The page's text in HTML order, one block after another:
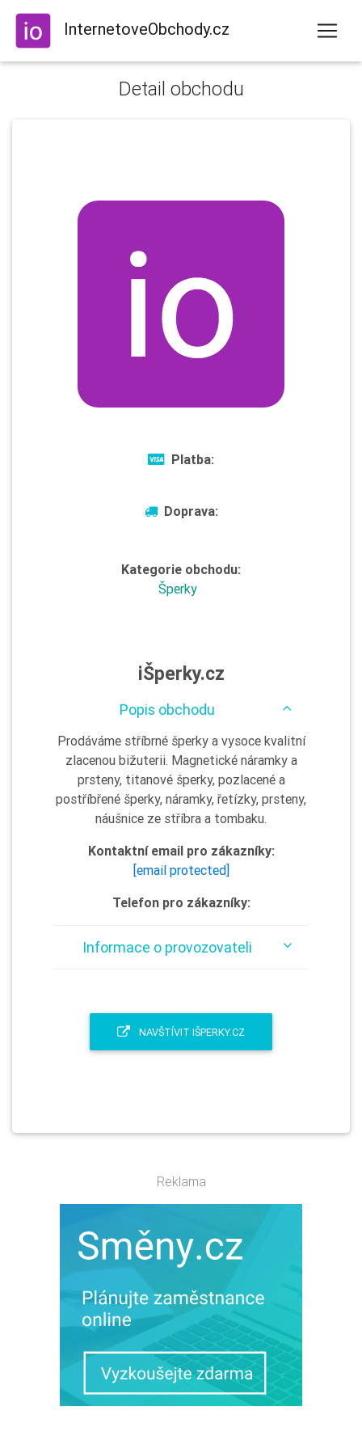
InternetoveObchody.cz
Detail obchodu
Platba:
Doprava:
Kategorie obchodu:
Šperky
iŠperky.cz
Popis obchodu
Prodáváme stříbrné šperky a vysoce kvalitní
zlacenou bižuterii. Magnetické náramky a
prsteny, titanové šperky, pozlacené a
postříbřené šperky, náramky, řetízky, prsteny,
náušnice ze stříbra a tombaku.
Kontaktní email pro zákazníky:
[email protected]
Telefon pro zákazníky:
Informace o provozovateli
NAVŠTÍVIT IŠPERKY.CZ
Reklama